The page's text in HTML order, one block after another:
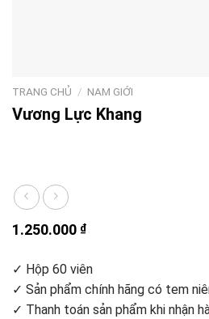
TRANG CHỦ / NAM GIỚI
Vương Lực Khang
1.250.000 ₫
✓ Hộp 60 viên
✓ Sản phẩm chính hãng có tem
✓ Thanh toán sản phẩm khi nhận